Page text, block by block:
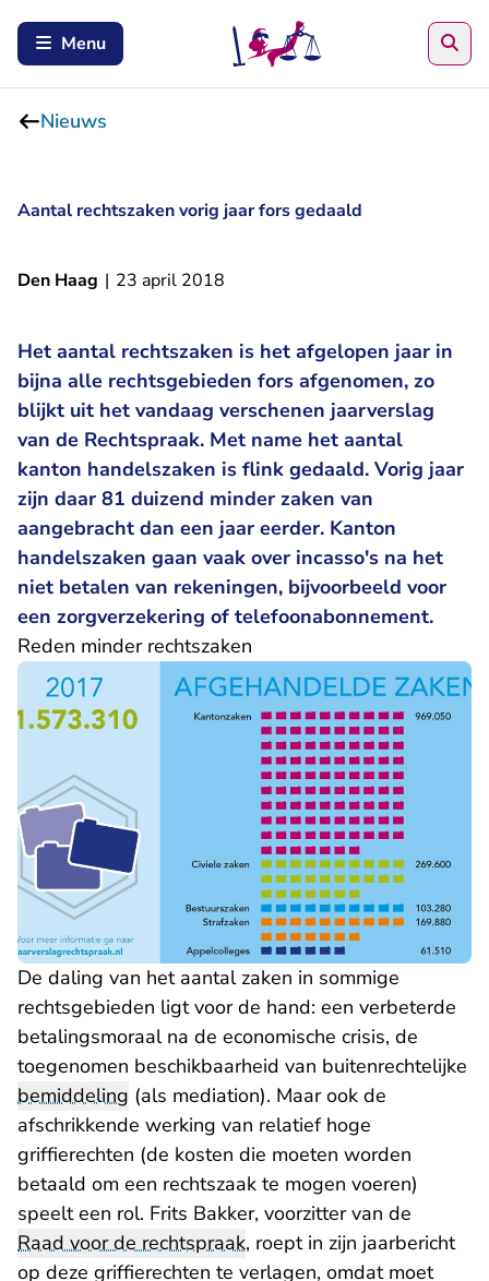
Menu
Nieuws
Aantal rechtszaken vorig jaar fors gedaald
Den Haag | 23 april 2018
Het aantal rechtszaken is het afgelopen jaar in
bijna alle rechtsgebieden fors afgenomen, zo
blijkt uit het vandaag verschenen jaarverslag
van de Rechtspraak. Met name het aantal
kanton handelszaken is flink gedaald. Vorig jaar
zijn daar 81 duizend minder zaken van
aangebracht dan een jaar eerder. Kanton
handelszaken gaan vaak over incasso's na het
niet betalen van rekeningen, bijvoorbeeld voor
een zorgverzekering of telefoonabonnement.
Reden minder rechtszaken
De daling van het aantal zaken in sommige
rechtsgebieden ligt voor de hand: een verbeterde
betalingsmoraal na de economische crisis, de
toegenomen beschikbaarheid van buitenrechtelijke
bemiddeling (als mediation). Maar ook de
afschrikkende werking van relatief hoge
griffierechten (de kosten die moeten worden
betaald om een rechtszaak te mogen voeren)
speelt een rol. Frits Bakker, voorzitter van de
Raad voor de rechtspraak, roept in zijn jaarbericht
op deze griffierechten te verlagen, omdat moet